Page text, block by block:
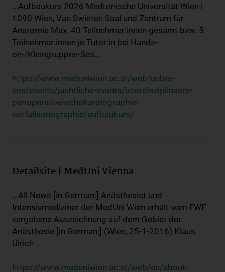
...Aufbaukurs 2026 Medizinische Universität Wien |
1090 Wien, Van Swieten Saal und Zentrum für
Anatomie Max. 40 Teilnehmer:innen gesamt bzw. 5
Teilnehmer:innen je Tutor:in bei Hands-
on-/Kleingruppen-Ses...
https://www.meduniwien.ac.at/web/ueber-
uns/events/jaehrliche-events/interdisziplinaere-
perioperative-echokardiographie-
notfallsonographie/aufbaukurs/
Detailsite | MedUni Vienna
...All News [in German:] Anästhesist und
Intensivmediziner der MedUni Wien erhält vom FWF
vergebene Auszeichnung auf dem Gebiet der
Anästhesie [in German:] (Wien, 25-1-2016) Klaus
Ulrich ...
https://www.meduniwien.ac.at/web/en/about-